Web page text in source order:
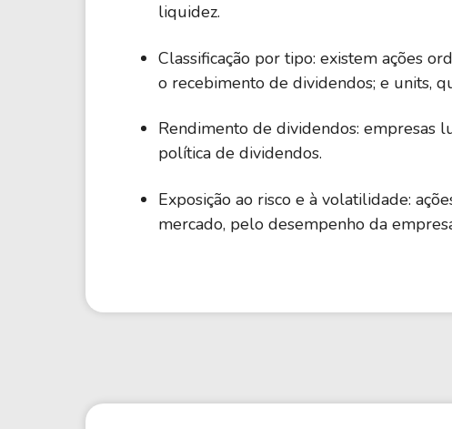
liquidez.
Classificação por tipo: existem ações
o recebimento de dividendos; e units,
Rendimento de dividendos: empresas
política de dividendos.
Exposição ao risco e à volatilidade:
mercado, pelo desempenho da